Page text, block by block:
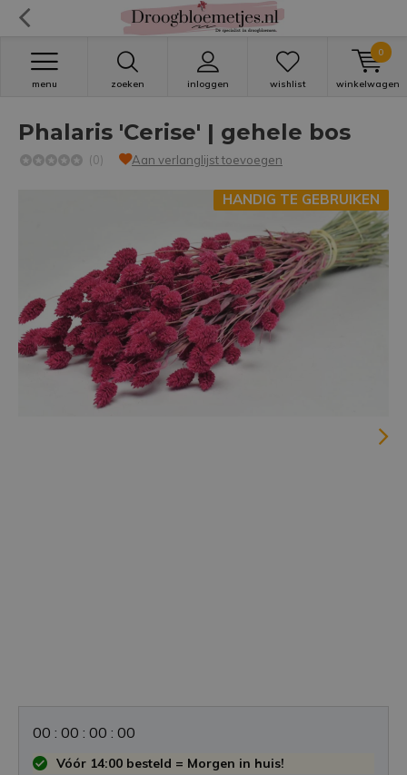
zoeken inloggen
menu wishlist winkelwagen
0
Phalaris 'Cerise' | gehele bos
(0) Aan verlanglijst toevoegen
HANDIG TE GEBRUIKEN
00 : 00 : 00 : 00
Vóór 14:00 besteld = Morgen in huis!